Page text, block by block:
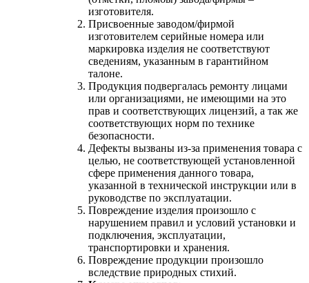
изготовителя.
Присвоенные заводом/фирмой
изготовителем серийные номера или
маркировка изделия не соответствуют
сведениям, указанным в гарантийном
талоне.
Продукция подвергалась ремонту лицами
или организациями, не имеющими на это
прав и соответствующих лицензий, а так же
соответствующих норм по технике
безопасности.
Дефекты вызваны из-за применения товара с
целью, не соответствующей установленной
сфере применения данного товара,
указанной в технической инструкции или в
руководстве по эксплуатации.
Повреждение изделия произошло с
нарушением правил и условий установки и
подключения, эксплуатации,
транспортировки и хранения.
Повреждение продукции произошло
вследствие природных стихий.